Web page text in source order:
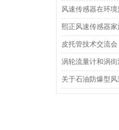
风速传感器在环
熙正风速传感器
皮托管技术交流会
涡轮流量计和涡街